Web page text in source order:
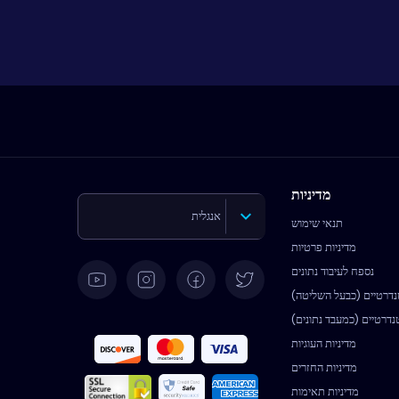
מדיניות
תנאי שימוש
מדיניות פרטיות
נספח לעיבוד נתונים
(כבעל השליטה)
(כמעבד נתונים)
מדיניות העוגיות
מדיניות החזרים
מדיניות תאימות
אנגלית
צרפתית